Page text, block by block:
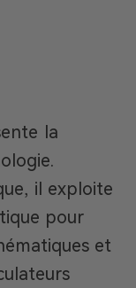
la
il exploite
pour
et